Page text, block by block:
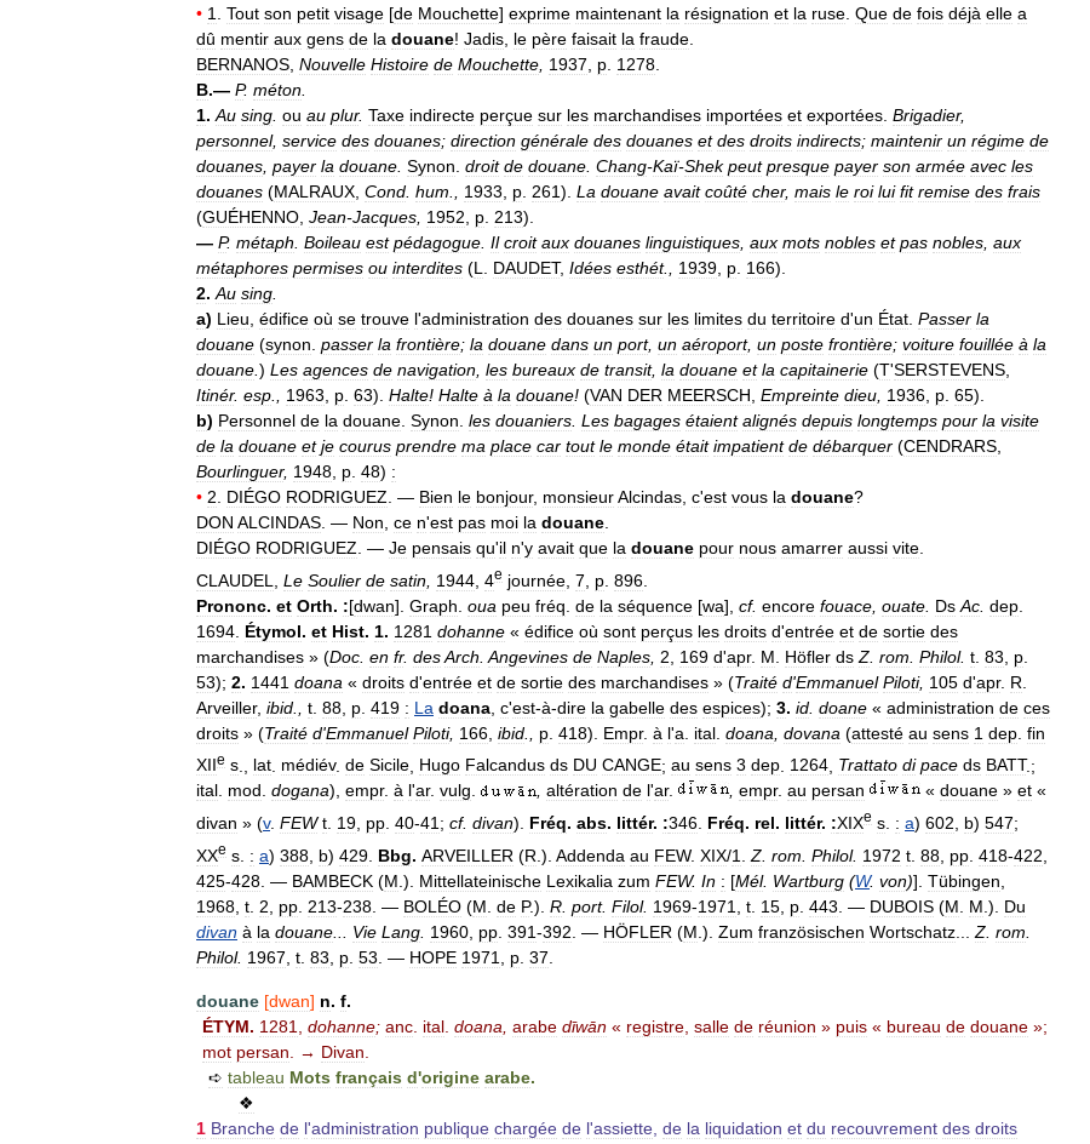
• 1 Tout son petit visage [de Mouchette] exprime maintenant la résignation et la ruse Que de fois déjà elle a
dû mentir aux gens de la douane! Jadis le père faisait la fraude
BERNANOS Nouvelle Histoire de Mouchette 1937 p 1278
B.— P. méton
1. Au sing ou au plur. Taxe indirecte perçue sur les marchandises importées et exportées Brigadier,
personnel, service des douanes; direction générale des douanes et des droits indirects; maintenir un régime de
douanes payer la douane Synon droit de douane Chang-Kaï-Shek peut presque payer son armée avec les
douanes (MALRAUX Cond hum 1933 p 261). La douane avait coûté cher, mais le roi lui fit remise des frais
(GUÉHENNO Jean-Jacques 1952 p 213).
— P. métaph Boileau est pédagogue Il croit aux douanes linguistiques aux mots nobles et pas nobles aux
métaphores permises ou interdites (L DAUDET, Idées esthét., 1939 p 166).
2. Au sing
a) Lieu édifice où se trouve l'administration des douanes sur les limites du territoire d'un État Passer la
douane (synon passer la frontière; la douane dans un port, un aéroport, un poste frontière; voiture fouillée à la
douane ) Les agences de navigation les bureaux de transit, la douane et la capitainerie (T'SERSTEVENS
Itinér. esp 1963 p 63). Halte! Halte à la douane! (VAN DER MEERSCH Empreinte dieu 1936 p 65).
b) Personnel de la douane Synon les douaniers Les bagages étaient alignés depuis longtemps pour la visite
de la douane et je courus prendre ma place car tout le monde était impatient de débarquer (CENDRARS
Bourlinguer, 1948 p 48) :
• 2 DIÉGO RODRIGUEZ . — Bien le bonjour, monsieurAlcindas c'est vous la douane?
DON ALCINDAS . — Non ce n'est pas moi la douane
DIÉGO RODRIGUEZ . — Je pensais qu'il n'y avait que la douane pour nous amarrer aussi vite
CLAUDEL
Le Soulier de satin 1944 4e journée 7 p 896
Prononc. et Orth. :[dwan]. Graph oua peu fréq de la séquence [wa], cf. encore fouace ouate Ds Ac dep
1694 Étymol. et Hist. 1. 1281 dohanne « édifice où sont perçus les droits d'entrée et de sortie des
marchandises » (Doc en fr. desArch Angevines de Naples 2 169 d'apr. M Höfler ds Z rom Philol. t 83 p
53); 2. 1441 doana « droits d'entrée et de sortie des marchandises » (Traité d'Emmanuel Piloti, 105 d'apr. R
Arveiller, ibid t 88 p 419 : La doana c'est-à-dire la gabelle des espices); 3. id doane « administration de ces
droits » (Traité d'Emmanuel Piloti, 166 ibid p 418). Empr. à l'a ital doana dovana (attesté au sens 1 dep fin
XIIe s lat médiév. de Sicile Hugo Falcandus ds DU CANGE; au sens 3 dep 1264 Trattato di pace ds BATT.;
ital. mod. dogana), empr. à l'ar. vulg. , altération de l'ar. , empr. au persan « douane » et «
divan » (v. FEW t 19 pp 40-41 ; cf. divan). Fréq. abs. littér. :346 Fréq. rel. littér. :XIXe s : a) 602 b) 547;
XXe s : a) 388 b) 429 Bbg. ARVEILLER (R .). Addenda au FEW. XIX/1 Z rom Philol. 1972 t 88 pp 418-422
425-428 . — BAMBECK (M .). Mittellateinische Lexikalia zum FEW. In : [Mél. Wartburg (W. von)]. Tübingen
1968 t 2 pp 213-238 . — BOLÉO (M de P.). R port. Filol. 1969-1971 t 15 p 443 . — DUBOIS (M M .). Du
divan à la douane Vie Lang 1960 pp 391-392 . — HÖFLER (M .). Zum französischen Wortschatz Z rom
Philol. 1967 t 83 p 53 . — HOPE 1971 p 37
douane [dwan] n. f.
ÉTYM. 1281 dohanne; anc ital doana arabe dīwān « registre salle de réunion » puis « bureau de douane »;
mot persan . → Divan
➪ tableau Mots français d'origine arabe.
❖
1 Branche de l'administration publique chargée de l'assiette de la liquidation et du recouvrement des droits